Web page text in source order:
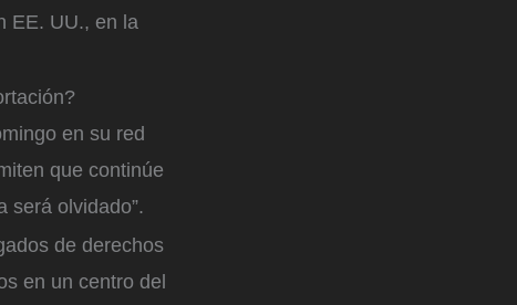
EE. UU., en la
en su red
que continúe
será olvidado”.
de derechos
en un centro del